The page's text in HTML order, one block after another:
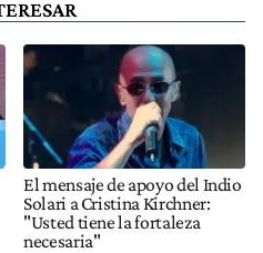
El mensaje de apoyo del Indio
Solari a Cristina Kirchner:
"Usted tiene la fortaleza
necesaria"